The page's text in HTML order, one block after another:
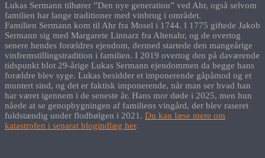
Lukas Sermann tilhører ”Den nye generation” ved Ahr, også selvom
familien har lange traditioner med vinbrug i området.
Familien Sermann kom til Ahr fra Mosel i 1744. I 1775 giftede Jakob
Sermann sig med Margarete Linnarz fra Altenahr, og de overtog
senere hendes forældres ejendom, dermed startede den mangeårige
vinfremstillingstradition i familien. I 2019 overtog den på daværende
tidspunkt blot 29-årige Lukas Sermann ejendommen da begge hans
forældre blev syge. Lukas besidder et imponerende gåpåmod og et
muntert sind, og det er faktisk imponerende, når man ser hvad han
har været igennem i de seneste år. Hans mor døde i 2025, men hun
nåede at se genopbygningen af familiens vingård, der blev raseret
fuldstændig under flodbølgen i 2021. Du kan læse mere om
katastrofen i separat blogindlæg her.